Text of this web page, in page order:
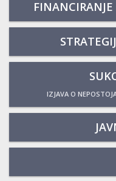
IZJAVA O